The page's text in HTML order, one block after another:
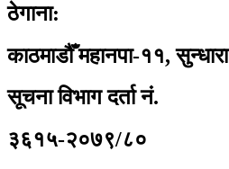
ठेगाना:
काठमाडौँ महानपा-११, सुन्धारा
सूचना विभाग दर्ता नं.
३६१५-२०७९/८०